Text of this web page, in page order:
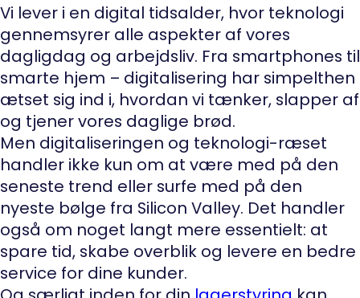
Vi lever i en digital tidsalder, hvor teknologi
gennemsyrer alle aspekter af vores
dagligdag og arbejdsliv. Fra smartphones til
smarte hjem – digitalisering har simpelthen
ætset sig ind i, hvordan vi tænker, slapper af
og tjener vores daglige brød.
Men digitaliseringen og teknologi-ræset
handler ikke kun om at være med på den
seneste trend eller surfe med på den
nyeste bølge fra Silicon Valley. Det handler
også om noget langt mere essentielt: at
spare tid, skabe overblik og levere en bedre
service for dine kunder.